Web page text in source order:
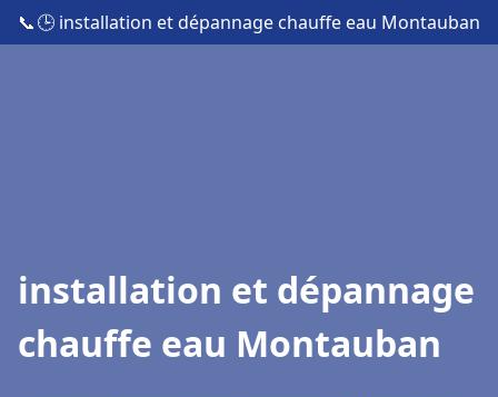
📞🕒 installation et dépannage chauffe eau Montauban
installation et dépannage
chauffe eau Montauban